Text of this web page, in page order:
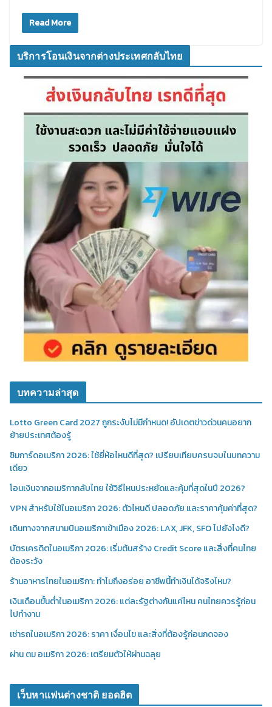
Read More
บริการโอนเงินจากต่างประเทศกลับไทย
บทความล่าสุด
Lotto Green Card 2027 ถูกระงับไม่มีกำหนด! อัปเดตข่าวด่วนคนอยาก
ย้ายประเทศต้องรู้
ซิมการ์ดอเมริกา 2026: ใช้ยี่ห้อไหนดีที่สุด? เปรียบเทียบครบจบในบทความ
เดียว
โอนเงินจากอเมริกากลับไทย ใช้วิธีไหนประหยัดและคุ้มที่สุดในปี 2026?
VPN สำหรับใช้ในอเมริกา 2026: ตัวไหนดี ปลอดภัย และราคาคุ้มค่าที่สุด?
เดินทางจากสนามบินอเมริกาเข้าเมือง 2026: LAX, JFK, SFO ไปยังไงดี?
บัตรเครดิตในอเมริกา 2026: เริ่มต้นสร้าง Credit Score และสิ่งที่คนไทย
ต้องระวัง
ร้านอาหารไทยในอเมริกา: ทำไมถึงอร่อย อาชีพนี้ทำเงินได้จริงไหม?
เงินเดือนขั้นต่ำในอเมริกา 2026: แต่ละรัฐต่างกันแค่ไหน คนไทยควรรู้ก่อน
ไปทำงาน
เช่ารถในอเมริกา 2026: ราคา เงื่อนไข และสิ่งที่ต้องรู้ก่อนกดจอง
ผ่าน ตม อเมริกา 2026: เตรียมตัวให้ผ่านฉลุย
เว็บหาแฟนต่างชาติ ยอดฮิต